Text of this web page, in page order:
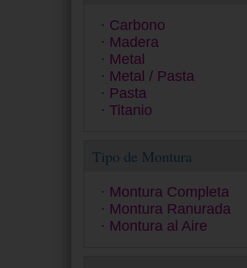
Oakley Frame
Persol
Pierre Cardin
Polaroid Kids
Polaroid Sunglasses
Police
Prada Linea Rossa
Ray-Ban
Ray-Ban Junior
Seventh Street
Carbono
Madera
Metal
Metal / Pasta
Pasta
Titanio
Tipo de Montura
Montura Completa
Montura Ranurada
Montura al Aire